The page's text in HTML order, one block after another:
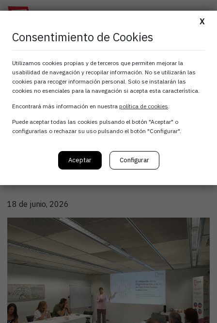
ATANA analiza el
impacto de la
digitalización y la
inteligencia artificial
en las relaciones
laborales
18 de junio, 2026
X
Consentimiento de Cookies
Utilizamos cookies propias y de terceros que permiten mejorar la
usabilidad de navegación y recopilar información. No se utilizarán las
cookies para recoger información personal. Solo se instalarán las
cookies no esenciales para la navegación si acepta esta característica.
Encontrará más información en nuestra política de cookies.
Puede aceptar todas las cookies pulsando el botón "Aceptar" o
configurarlas o rechazar su uso pulsando el botón "Configurar".
Aceptar Configurar